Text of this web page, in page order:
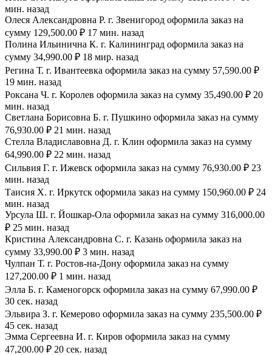
мин. назад
Олеся Александровна Р. г. Звенигород оформила заказ на
сумму 129,500.00 ₽ 17 мин. назад
Полина Ильинична К. г. Калининград оформила заказ на
сумму 34,990.00 ₽ 18 мир. назад
Регина Т. г. Ивантеевка оформила заказ на сумму 57,590.00 ₽
19 мин. назад
Роксана Ч. г. Королев оформила заказ на сумму 35,490.00 ₽ 20
мин. назад
Светлана Борисовна Б. г. Пушкино оформила заказ на сумму
76,930.00 ₽ 21 мин. назад
Стелла Владиславовна Д. г. Клин оформила заказ на сумму
64,990.00 ₽ 22 мин. назад
Сильвия Г. г. Ижевск оформила заказ на сумму 76,930.00 ₽ 23
мин. назад
Таисия Х. г. Иркутск оформила заказ на сумму 150,960.00 ₽ 24
мин. назад
Урсула Ш. г. Йошкар-Ола оформила заказ на сумму 316,000.00
₽ 25 мин. назад
Кристина Александровна С. г. Казань оформила заказ на
сумму 33,990.00 ₽ 3 мин. назад
Чулпан Т. г. Ростов-на-Дону оформила заказ на сумму
127,200.00 ₽ 1 мин. назад
Элла Б. г. Каменогорск оформила заказ на сумму 67,990.00 ₽
30 сек. назад
Эльвира З. г. Кемерово оформила заказ на сумму 235,500.00 ₽
45 сек. назад
Эмма Сергеевна И. г. Киров оформила заказ на сумму
47,200.00 ₽ 20 сек. назад